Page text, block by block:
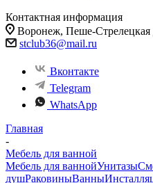
Контактная информация
Воронеж, Пеше-Стрелецкая
stclub36@mail.ru
Вконтакте
Telegram
WhatsApp
Главная
-
Мебель для ванной
Мебель для ваннойУнитазы
душРаковиныВанны